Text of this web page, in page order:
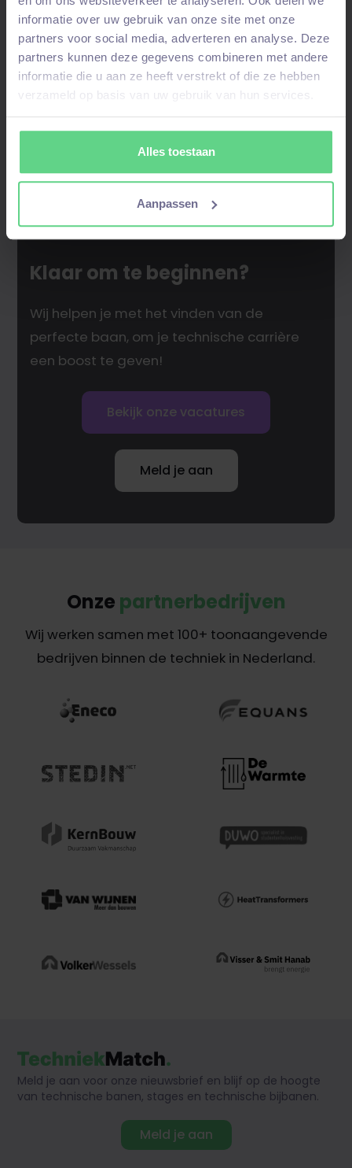
informatie over uw gebruik van onze site met onze
partners voor social media, adverteren en analyse. Deze
partners kunnen deze gegevens combineren met andere
informatie die u aan ze heeft verstrekt of die ze hebben
verzameld op basis van uw gebruik van hun services.
Alles toestaan
Aanpassen
op!
Klaar om te beginnen?
Wij helpen je met het vinden van de
perfecte baan, om je technische carrière
een boost te geven!
Bekijk onze vacatures
Meld je aan
Onze partnerbedrijven
Wij werken samen met 100+ toonaangevende
bedrijven binnen de techniek in Nederland.
Meld je aan voor onze nieuwsbrief en blijf op de hoogte
van technische banen, stages en technische bijbanen.
Meld je aan